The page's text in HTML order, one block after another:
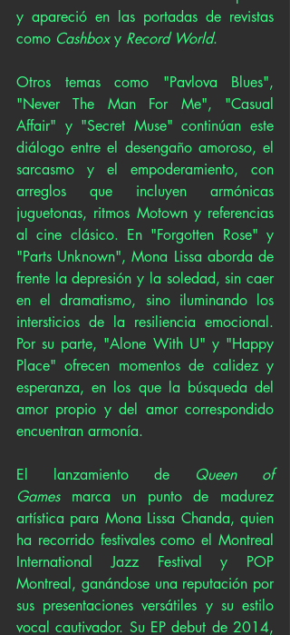
y apareció en las portadas de revistas
como Cashbox y Record World.
Otros temas como "Pavlova Blues",
"Never The Man For Me", "Casual
Affair" y "Secret Muse" continúan este
diálogo entre el desengaño amoroso, el
sarcasmo y el empoderamiento, con
arreglos que incluyen armónicas
juguetonas, ritmos Motown y referencias
al cine clásico. En "Forgotten Rose" y
"Parts Unknown", Mona Lissa aborda de
frente la depresión y la soledad, sin caer
en el dramatismo, sino iluminando los
intersticios de la resiliencia emocional.
Por su parte, "Alone With U" y "Happy
Place" ofrecen momentos de calidez y
esperanza, en los que la búsqueda del
amor propio y del amor correspondido
encuentran armonía.
El lanzamiento de Queen of
Games marca un punto de madurez
artística para Mona Lissa Chanda, quien
ha recorrido festivales como el Montreal
International Jazz Festival y POP
Montreal, ganándose una reputación por
sus presentaciones versátiles y su estilo